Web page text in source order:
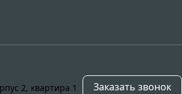
2, квартира 1
Заказать звонок